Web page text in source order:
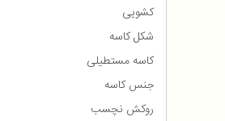
کشویی
شکل کاسه
کاسه مستطیلی
جنس کاسه
روکش نچسب